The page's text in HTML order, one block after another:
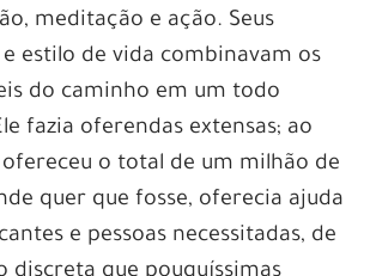
meditação e ação. Seus
estilo de vida combinavam os
do caminho em um todo
fazia oferendas extensas; ao
o total de um milhão de
quer que fosse, oferecia ajuda
e pessoas necessitadas, de